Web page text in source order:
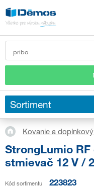
Sortiment
Kovanie a
StrongLumio
stmievač 12 V /
Kód sortimentu 223823